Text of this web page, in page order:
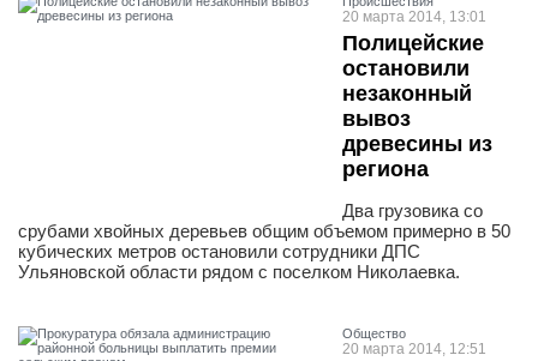
20 марта 2014, 13:01
Полицейские
остановили
незаконный
вывоз
древесины из
региона
Два грузовика со
срубами хвойных деревьев общим объемом примерно в 50
кубических метров остановили сотрудники ДПС
Ульяновской области рядом с поселком Николаевка.
Общество
20 марта 2014, 12:51